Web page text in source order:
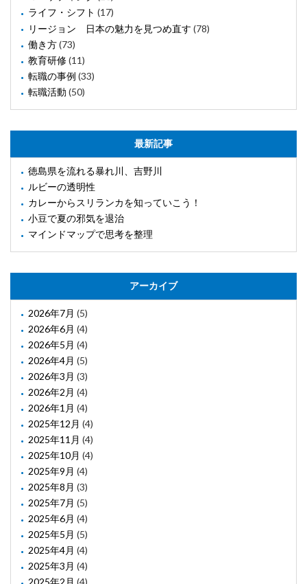
ライフ・シフト (17)
リージョン 日本の魅力を見つめ直す (78)
働き方(73)
教育研修(11)
転職の事例 (33)
転職活動 (50)
最新記事
徳島県を流れる暴れ川、吉野川
ルビーの透明性
カレーからスリランカを知っていこう！
小豆で夏の邪気を退治
マインドマップで思考を整理
アーカイブ
2026年7月 (5)
2026年6月 (4)
2026年5月 (4)
2026年4月 (5)
2026年3月 (3)
2026年2月 (4)
2026年1月 (4)
2025年12月 (4)
2025年11月 (4)
2025年10月 (4)
2025年9月 (4)
2025年8月 (3)
2025年7月 (5)
2025年6月 (4)
2025年5月 (5)
2025年4月 (4)
2025年3月 (4)
2025年2月 (4)